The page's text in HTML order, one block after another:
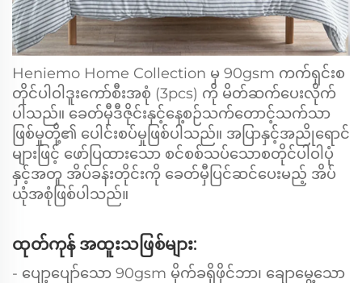
Heniemo Home Collection မှ 90gsm ကက်ရှင်းစ
တိုင်ပါဝါဒူးကော်စီးအစုံ (3pcs) ကို မိတ်ဆက်ပေးလိုက်
ပါသည်။ ခေတ်မှီဒီဇိုင်းနှင့်နေ့စဉ်သက်တောင့်သက်သာ
ဖြစ်မှုတို့၏ ပေါင်းစပ်မှုဖြစ်ပါသည်။ အပြာနှင့်အညိုရောင်
များဖြင့် ဖော်ပြထားသော စင်စစ်သပ်သောစတိုင်ပါဝါပုံ
နှင့်အတူ အိပ်ခန်းတိုင်းကို ခေတ်မှီပြင်ဆင်ပေးမည့် အိပ်
ယုံအစုံဖြစ်ပါသည်။
ထုတ်ကုန် အထူးသဖြစ်များ:
- ပျော့ပျော်သော 90gsm မိုက်ခရိုဖိုင်ဘာ၊ ချောမွေ့သော